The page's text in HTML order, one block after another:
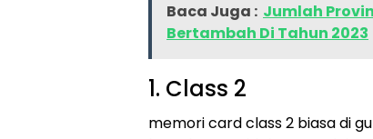
Baca Juga : Jumlah
Bertambah Di Tahun 2023
1. Class 2
memori card class 2 biasa di